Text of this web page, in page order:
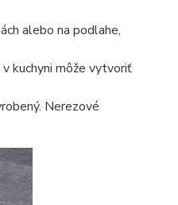
alebo na podlahe,
kuchyni môže vytvoriť
Nerezové